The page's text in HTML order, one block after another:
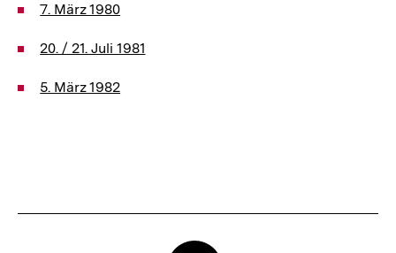
7. März 1980
20. / 21. Juli 1981
5. März 1982